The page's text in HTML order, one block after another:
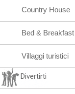
Country House
Bed & Breakfast
Villaggi turistici
Divertirti